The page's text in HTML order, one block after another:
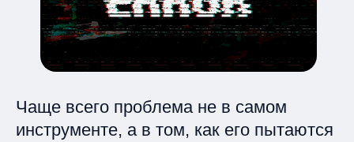
Чаще всего проблема не в самом
инструменте, а в том, как его пытаются